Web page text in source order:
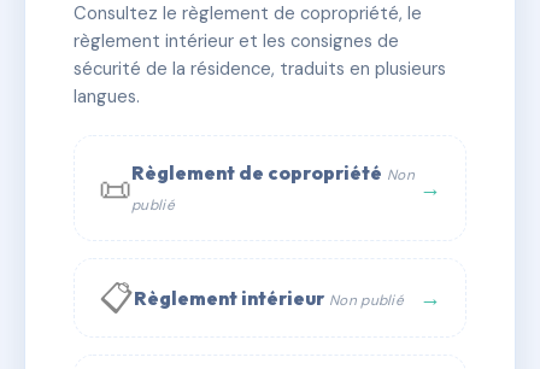
✓ Immatriculée 🏠 118 lots 🏗 1 bâtiment(s)
📞 Contacter Syndic Digital
Consultez le règlement de copropriété, le
règlement intérieur et les consignes de
sécurité de la résidence, traduits en plusieurs
langues.
📜Règlement de copropriété Non
publié
→
📋Règlement intérieur Non publié →